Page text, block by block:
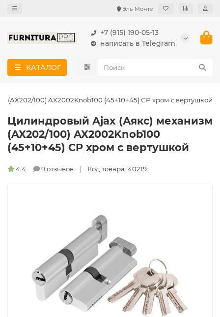
Эль-Монте
+7 (915) 190-05-13
написать в Telegram
КАТАЛОГ
100) AX2002Knob100 (45+10+45) CP хром с вертушкой
Цилиндровый Ajax (Аякс) механизм
(AX202/100) AX2002Knob100
(45+10+45) CP хром с вертушкой
4.4 9 отзывов Код товара: 40219